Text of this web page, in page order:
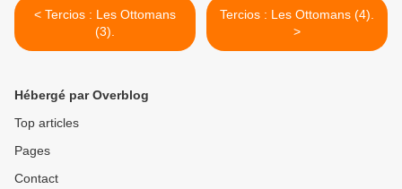
< Tercios : Les Ottomans
(3).
Tercios : Les Ottomans (4).
>
Hébergé par Overblog
Top articles
Pages
Contact